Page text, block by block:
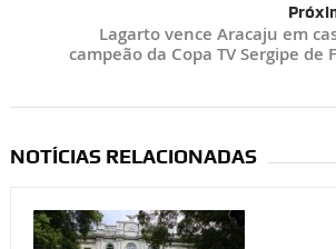
Lagarto vence Aracaju em
campeão da Copa TV Sergipe de
NOTÍCIAS RELACIONADAS